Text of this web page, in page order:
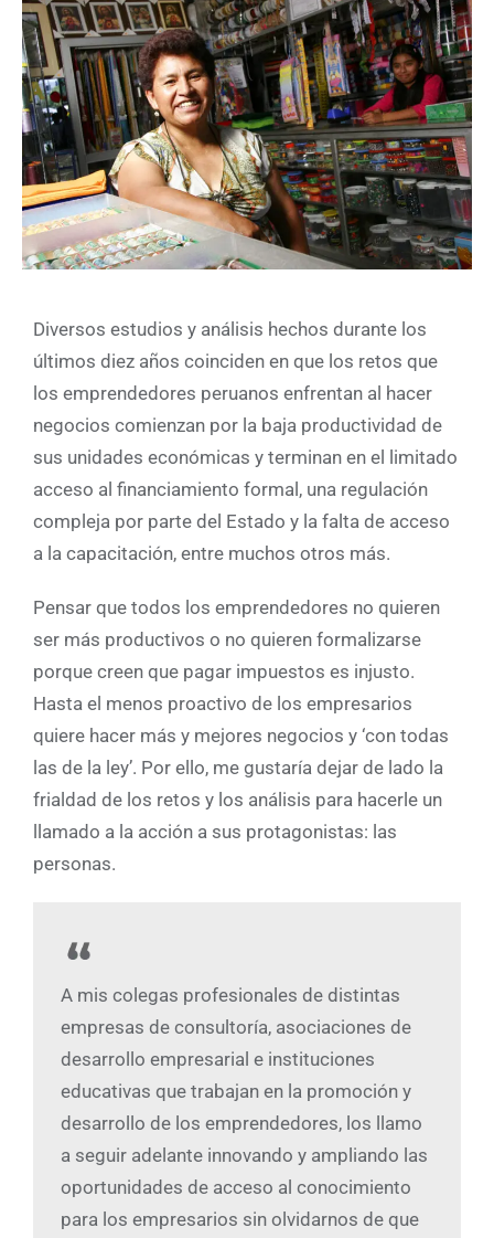
Diversos estudios y análisis hechos durante los
últimos diez años coinciden en que los retos que
los emprendedores peruanos enfrentan al hacer
negocios comienzan por la baja productividad de
sus unidades económicas y terminan en el limitado
acceso al financiamiento formal, una regulación
compleja por parte del Estado y la falta de acceso
a la capacitación, entre muchos otros más.
Pensar que todos los emprendedores no quieren
ser más productivos o no quieren formalizarse
porque creen que pagar impuestos es injusto.
Hasta el menos proactivo de los empresarios
quiere hacer más y mejores negocios y ‘con todas
las de la ley’. Por ello, me gustaría dejar de lado la
frialdad de los retos y los análisis para hacerle un
llamado a la acción a sus protagonistas: las
personas.
A mis colegas profesionales de distintas
empresas de consultoría, asociaciones de
desarrollo empresarial e instituciones
educativas que trabajan en la promoción y
desarrollo de los emprendedores, los llamo
a seguir adelante innovando y ampliando las
oportunidades de acceso al conocimiento
para los empresarios sin olvidarnos de que